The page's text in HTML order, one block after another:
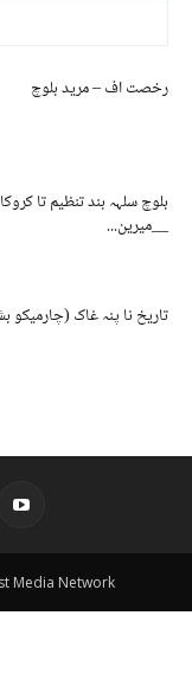
رخصت اف – مرید بلوچ
بلوچ سلہہ بند تنظیم تا
__میرین...
تاریخ نا پنہ غاک
Media Network